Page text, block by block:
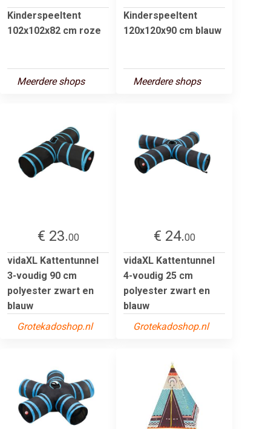
Kinderspeeltent
102x102x82 cm roze
Meerdere shops
Kinderspeeltent
120x120x90 cm blauw
Meerdere shops
€ 23.00
vidaXL Kattentunnel
3-voudig 90 cm
polyester zwart en
blauw
Grotekadoshop.nl
€ 24.00
vidaXL Kattentunnel
4-voudig 25 cm
polyester zwart en
blauw
Grotekadoshop.nl